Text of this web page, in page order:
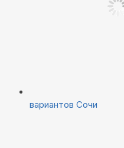
вариантов Сочи